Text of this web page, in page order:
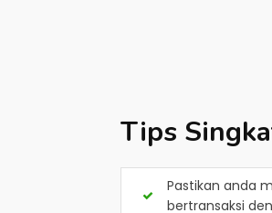
Tips
Pastikan anda
bertransaksi